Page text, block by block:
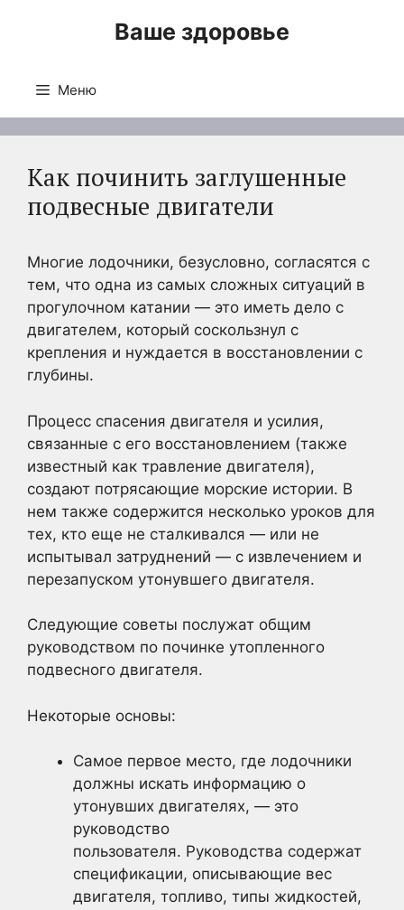
Ваше здоровье
Меню
Как починить заглушенные
подвесные двигатели
Многие лодочники, безусловно, согласятся с
тем, что одна из самых сложных ситуаций в
прогулочном катании — это иметь дело с
двигателем, который соскользнул с
крепления и нуждается в восстановлении с
глубины.
Процесс спасения двигателя и усилия,
связанные с его восстановлением (также
известный как травление двигателя),
создают потрясающие морские истории. В
нем также содержится несколько уроков для
тех, кто еще не сталкивался — или не
испытывал затруднений — с извлечением и
перезапуском утонувшего двигателя.
Следующие советы послужат общим
руководством по починке утопленного
подвесного двигателя.
Некоторые основы:
Самое первое место, где лодочники
должны искать информацию о
утонувших двигателях, — это
руководство
пользователя. Руководства содержат
спецификации, описывающие вес
двигателя, топливо, типы жидкостей,